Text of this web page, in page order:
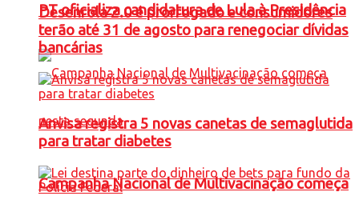
PT oficializa candidatura de Lula à Presidência
Campanha Nacional de Multivacinação começa
Desenrola 2.0 é prorrogado e consumidores
terão até 31 de agosto para renegociar dívidas
bancárias
Anvisa registra 5 novas canetas de semaglutida
para tratar diabetes